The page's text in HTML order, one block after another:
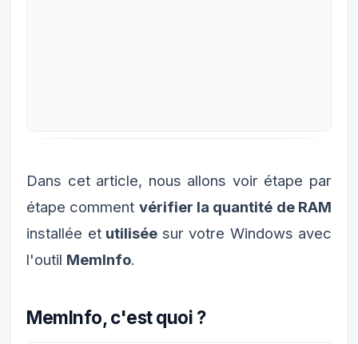
Dans cet article, nous allons voir étape par
étape comment vérifier la quantité de RAM
installée etutilisée sur votre Windows avec
l'outil MemInfo.
MemInfo, c'est quoi ?